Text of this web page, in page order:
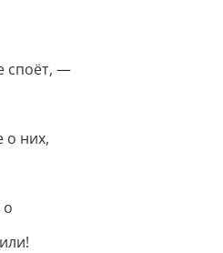
споёт, —
о них,
о